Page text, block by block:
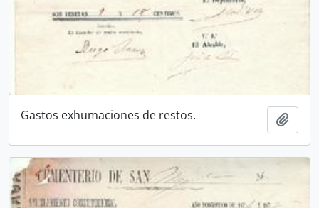
Gastos exhumaciones de restos.